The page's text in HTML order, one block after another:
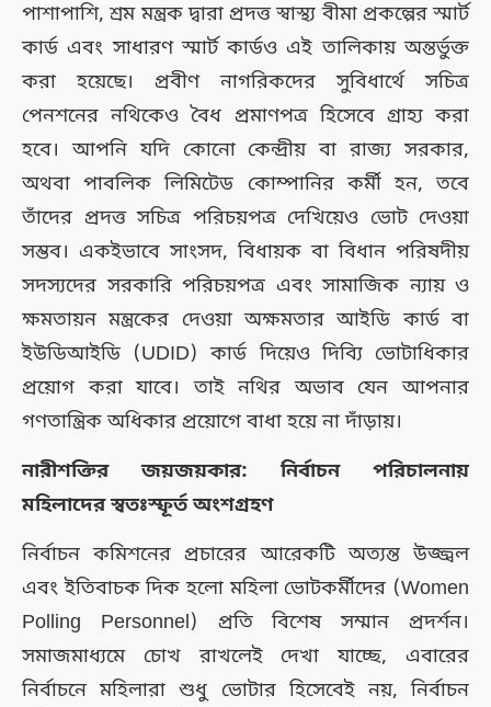
পাশাপাশি, শ্রম মন্ত্রক দ্বারা প্রদত্ত স্বাস্থ্য বীমা প্রকল্পের স্মার্ট
কার্ড এবং সাধারণ স্মার্ট কার্ডও এই তালিকায় অন্তর্ভুক্ত
করা হয়েছে। প্রবীণ নাগরিকদের সুবিধার্থে সচিত্র
পেনশনের নথিকেও বৈধ প্রমাণপত্র হিসেবে গ্রাহ্য করা
হবে। আপনি যদি কোনো কেন্দ্রীয় বা রাজ্য সরকার,
অথবা পাবলিক লিমিটেড কোম্পানির কর্মী হন, তবে
তাঁদের প্রদত্ত সচিত্র পরিচয়পত্র দেখিয়েও ভোট দেওয়া
সম্ভব। একইভাবে সাংসদ, বিধায়ক বা বিধান পরিষদীয়
সদস্যদের সরকারি পরিচয়পত্র এবং সামাজিক ন্যায় ও
ক্ষমতায়ন মন্ত্রকের দেওয়া অক্ষমতার আইডি কার্ড বা
ইউডিআইডি (UDID) কার্ড দিয়েও দিব্যি ভোটাধিকার
প্রয়োগ করা যাবে। তাই নথির অভাব যেন আপনার
গণতান্ত্রিক অধিকার প্রয়োগে বাধা হয়ে না দাঁড়ায়।
নারীশক্তির জয়জয়কার: নির্বাচন পরিচালনায়
মহিলাদের স্বতঃস্ফূর্ত অংশগ্রহণ
নির্বাচন কমিশনের প্রচারের আরেকটি অত্যন্ত উজ্জ্বল
এবং ইতিবাচক দিক হলো মহিলা ভোটকর্মীদের (Women
Polling Personnel) প্রতি বিশেষ সম্মান প্রদর্শন।
সমাজমাধ্যমে চোখ রাখলেই দেখা যাচ্ছে, এবারের
নির্বাচনে মহিলারা শুধু ভোটার হিসেবেই নয়, নির্বাচন